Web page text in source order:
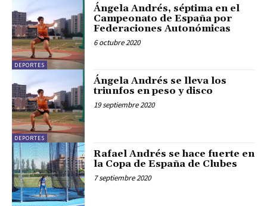
DEPORTES
Ángela Andrés, séptima en el
Campeonato de España por
Federaciones Autonómicas
6 octubre 2020
DEPORTES
Ángela Andrés se lleva los
triunfos en peso y disco
19 septiembre 2020
Rafael Andrés se hace fuerte en
la Copa de España de Clubes
7 septiembre 2020